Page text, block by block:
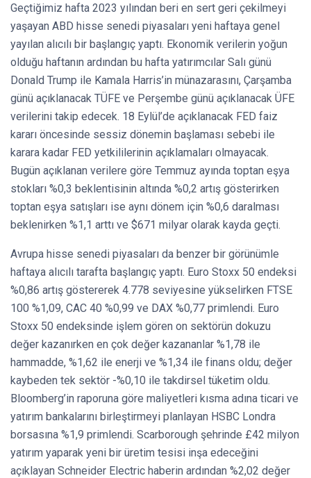
Geçtiğimiz hafta 2023 yılından beri en sert geri çekilmeyi
yaşayan ABD hisse senedi piyasaları yeni haftaya genel
yayılan alıcılı bir başlangıç yaptı. Ekonomik verilerin yoğun
olduğu haftanın ardından bu hafta yatırımcılar Salı günü
Donald Trump ile Kamala Harris’in münazarasını, Çarşamba
günü açıklanacak TÜFE ve Perşembe günü açıklanacak ÜFE
verilerini takip edecek. 18 Eylül’de açıklanacak FED faiz
kararı öncesinde sessiz dönemin başlaması sebebi ile
karara kadar FED yetkililerinin açıklamaları olmayacak.
Bugün açıklanan verilere göre Temmuz ayında toptan eşya
stokları %0,3 beklentisinin altında %0,2 artış gösterirken
toptan eşya satışları ise aynı dönem için %0,6 daralması
beklenirken %1,1 arttı ve $671 milyar olarak kayda geçti.
Avrupa hisse senedi piyasaları da benzer bir görünümle
haftaya alıcılı tarafta başlangıç yaptı. Euro Stoxx 50 endeksi
%0,86 artış göstererek 4.778 seviyesine yükselirken FTSE
100 %1,09, CAC 40 %0,99 ve DAX %0,77 primlendi. Euro
Stoxx 50 endeksinde işlem gören on sektörün dokuzu
değer kazanırken en çok değer kazananlar %1,78 ile
hammadde, %1,62 ile enerji ve %1,34 ile finans oldu; değer
kaybeden tek sektör -%0,10 ile takdirsel tüketim oldu.
Bloomberg’in raporuna göre maliyetleri kısma adına ticari ve
yatırım bankalarını birleştirmeyi planlayan HSBC Londra
borsasına %1,9 primlendi. Scarborough şehrinde £42 milyon
yatırım yaparak yeni bir üretim tesisi inşa edeceğini
açıklayan Schneider Electric haberin ardından %2,02 değer